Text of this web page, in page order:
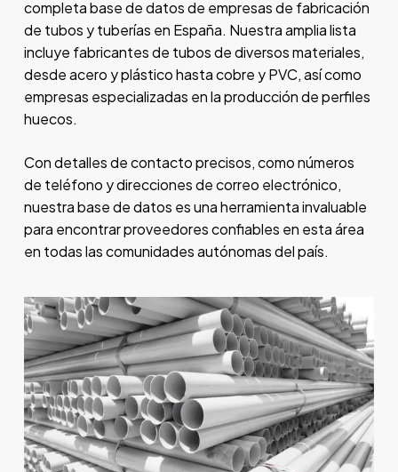
completa base de datos de empresas de fabricación
de tubos y tuberías en España. Nuestra amplia lista
incluye fabricantes de tubos de diversos materiales,
desde acero y plástico hasta cobre y PVC, así como
empresas especializadas en la producción de perfiles
huecos.
Con detalles de contacto precisos, como números
de teléfono y direcciones de correo electrónico,
nuestra base de datos es una herramienta invaluable
para encontrar proveedores confiables en esta área
en todas las comunidades autónomas del país.